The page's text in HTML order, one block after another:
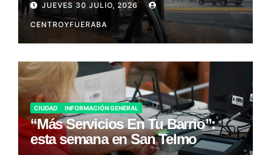
JUEVES 30 JULIO, 2026
CENTROYFUERABA
CIUDAD INFORMACIÓN GENERAL
“Más Servicios En Tu Barrio”:
esta semana en San Telmo